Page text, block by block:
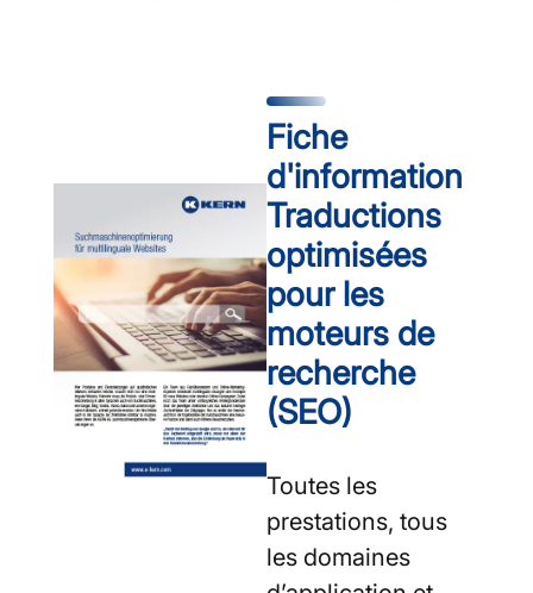
Fiche
d'information
Traductions
optimisées
pour les
moteurs de
recherche
(SEO)
Toutes les
prestations, tous
les domaines